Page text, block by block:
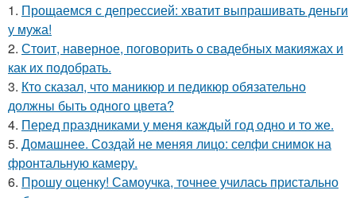
1. Прощаемся с депрессией: хватит выпрашивать деньги
у мужа!
2. Стоит, наверное, поговорить о свадебных макияжах и
как их подобрать.
3. Кто сказал, что маникюр и педикюр обязательно
должны быть одного цвета?
4. Перед праздниками у меня каждый год одно и то же.
5. Домашнее. Создай не меняя лицо: селфи снимок на
фронтальную камеру.
6. Прошу оценку! Самоучка, точнее училась пристально